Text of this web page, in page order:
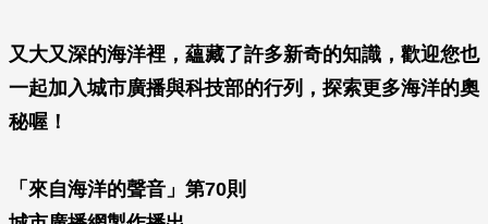
又大又深的海洋裡，蘊藏了許多新奇的知識，歡迎您也
一起加入城市廣播與科技部的行列，探索更多海洋的奧
秘喔！
「來自海洋的聲音」第70則